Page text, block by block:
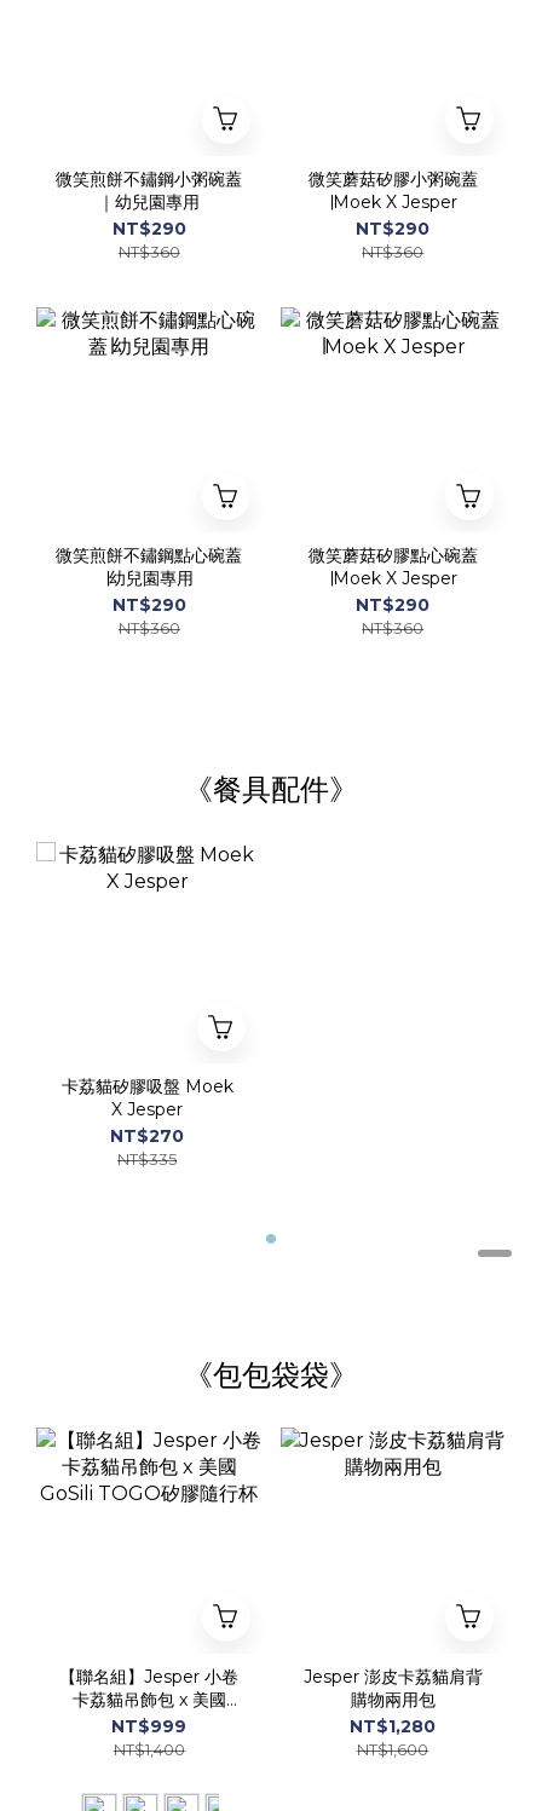
微笑煎餅不鏽鋼小粥碗蓋
｜幼兒園專用
NT$290
NT$360
微笑蘑菇矽膠小粥碗蓋
∣Moek X Jesper
NT$290
NT$360
微笑煎餅不鏽鋼點心碗蓋
∣幼兒園專用
NT$290
NT$360
微笑蘑菇矽膠點心碗蓋
∣Moek X Jesper
NT$290
NT$360
《餐具配件》
卡荔貓矽膠吸盤 Moek
X Jesper
NT$270
NT$335
《包包袋袋》
【聯名組】Jesper 小卷
卡荔貓吊飾包 x 美國
GoSili TOGO矽膠隨行杯
NT$999
NT$1,400
Jesper 澎皮卡荔貓肩背
購物兩用包
NT$1,280
NT$1,600